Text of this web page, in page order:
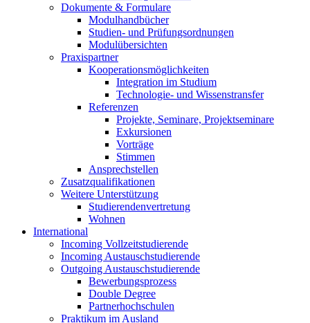
Dokumente & Formulare
Modulhandbücher
Studien- und Prüfungsordnungen
Modulübersichten
Praxispartner
Kooperationsmöglichkeiten
Integration im Studium
Technologie- und Wissenstransfer
Referenzen
Projekte, Seminare, Projektseminare
Exkursionen
Vorträge
Stimmen
Ansprechstellen
Zusatzqualifikationen
Weitere Unterstützung
Studierendenvertretung
Wohnen
International
Incoming Vollzeitstudierende
Incoming Austauschstudierende
Outgoing Austauschstudierende
Bewerbungsprozess
Double Degree
Partnerhochschulen
Praktikum im Ausland